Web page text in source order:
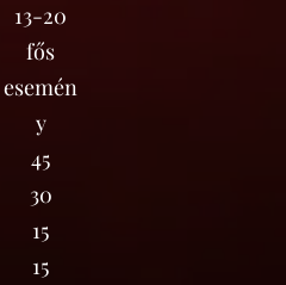
13-20
fős
esemén
y
45
30
15
15